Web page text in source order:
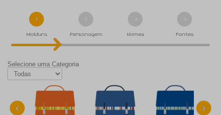
1
Moldura
2
Personagem
3
Nomes
4
Fontes
Selecione uma Categoria
‹ ›